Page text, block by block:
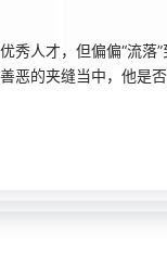
人才，但偏偏“流落
恶的夹缝当中，他是